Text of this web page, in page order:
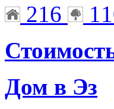
216
Дом в Эз